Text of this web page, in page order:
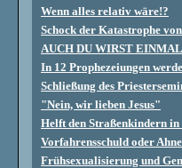
Wenn alles relativ wäre!?
Schock der Katastrophe
AUCH DU WIRST
In 12 Prophezeiungen
Schließung des
"Nein, wir lieben Jesus"
Helft den Straßenkindern
Vorfahrensschuld oder
Frühsexualisierung und